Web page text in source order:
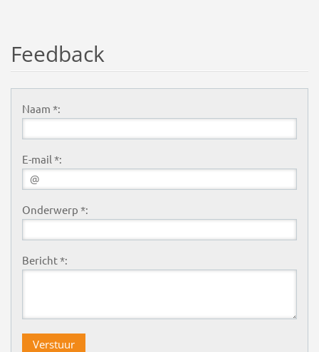
Feedback
Naam *:
E-mail *:
Onderwerp *:
Bericht *: